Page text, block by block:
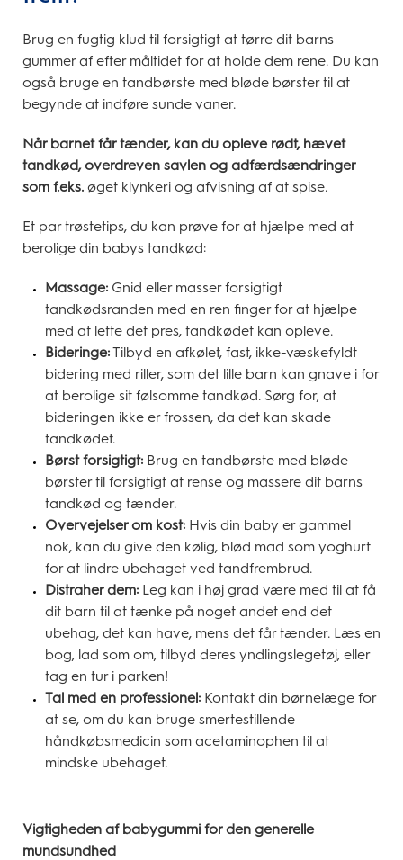
Brug en fugtig klud til forsigtigt at tørre dit barns
gummer af efter måltidet for at holde dem rene. Du kan
også bruge en tandbørste med bløde børster til at
begynde at indføre sunde vaner.
Når barnet får tænder, kan du opleve rødt, hævet
tandkød, overdreven savlen og adfærdsændringer
som f.eks. øget klynkeri og afvisning af at spise.
Et par trøstetips, du kan prøve for at hjælpe med at
berolige din babys tandkød:
Massage: Gnid eller masser forsigtigt
tandkødsranden med en ren finger for at hjælpe
med at lette det pres, tandkødet kan opleve.
Bideringe:Tilbyd en afkølet, fast, ikke-væskefyldt
bidering med riller, som det lille barn kan gnave i for
at berolige sit følsomme tandkød. Sørg for, at
bideringen ikke er frossen, da det kan skade
tandkødet.
Børst forsigtigt: Brug en tandbørste med bløde
børster til forsigtigt at rense og massere dit barns
tandkød og tænder.
Overvejelser om kost: Hvis din baby er gammel
nok, kan du give den kølig, blød mad som yoghurt
for at lindre ubehaget ved tandfrembrud.
Distraher dem: Leg kan i høj grad være med til at få
dit barn til at tænke på noget andet end det
ubehag, det kan have, mens det får tænder. Læs en
bog, lad som om, tilbyd deres yndlingslegetøj, eller
tag en tur i parken!
Tal med en professionel: Kontakt din børnelæge for
at se, om du kan bruge smertestillende
håndkøbsmedicin som acetaminophen til at
mindske ubehaget.
Vigtigheden af babygummi for den generelle
mundsundhed